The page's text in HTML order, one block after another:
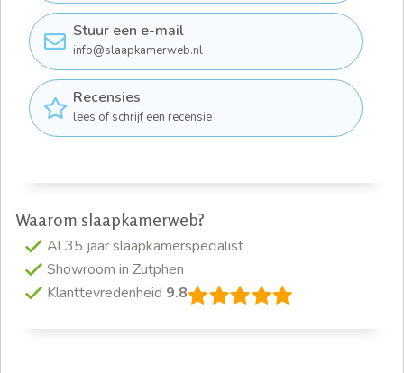
Stuur een e-mail
info@slaapkamerweb.nl
Recensies
lees of schrijf een recensie
Waarom slaapkamerweb?
Al 35 jaar slaapkamerspecialist
Showroom in Zutphen
Klanttevredenheid 9.8